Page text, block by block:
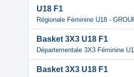
U18 F1
Régionale Féminine U18 -
Basket 3X3 U18 F1
Départementale 3X3 Féminine
Basket 3X3 U18 F1